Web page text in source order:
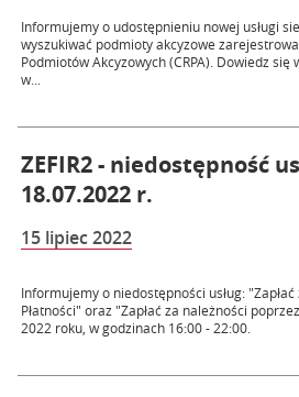
Informujemy o udostępnieniu nowej usługi
wyszukiwać podmioty akcyzowe
Podmiotów Akcyzowych (CRPA). Dowiedz się
w...
ZEFIR2 - niedostępność
18.07.2022 r.
15 lipiec 2022
Informujemy o niedostępności usług:
Płatności" oraz "Zapłać za należności
2022 roku, w godzinach 16:00 - 22:00.